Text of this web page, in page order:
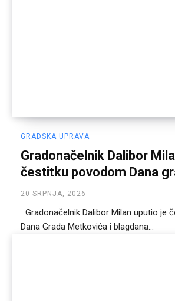
GRADSKA UPRAVA
Gradonačelnik Dalibor
čestitku povodom Dana
20 SRPNJA, 2026
Dana Grada Metkovića i blagdana...